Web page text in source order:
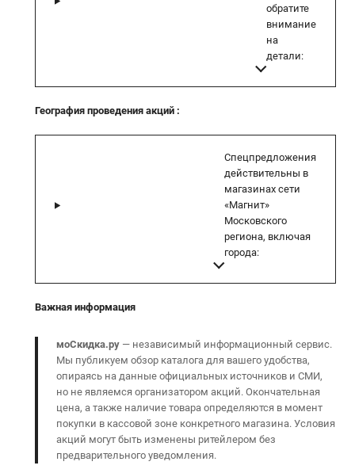
обратите
внимание
на
детали:
География проведения акций :
Спецпредложения
действительны в
магазинах сети
«Магнит»
Московского
региона, включая
города:
Важная информация
моСкидка.ру— независимый информационный сервис.
Мы публикуем обзор каталога для вашего удобства,
опираясь на данные официальных источников и СМИ,
но не являемся организатором акций. Окончательная
цена, а также наличие товара определяются в момент
покупки в кассовой зоне конкретного магазина. Условия
акций могут быть изменены ритейлером без
предварительного уведомления.